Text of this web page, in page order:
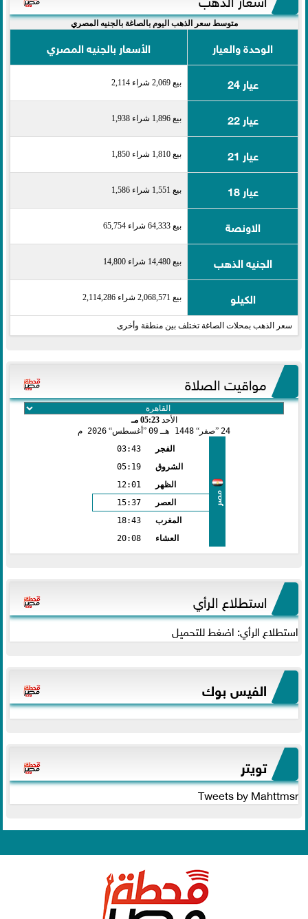
متوسط سعر الذهب اليوم بالصاغة بالجنيه المصري
الوحدة والعيار
الأسعار بالجنيه المصري
عيار 24
بيع 2,069 شراء 2,114
عيار 22 بيع 1,896 شراء 1,938
عيار 21 بيع 1,810 شراء 1,850
عيار 18 بيع 1,551 شراء 1,586
الاونصة بيع 64,333 شراء 65,754
الجنيه الذهب بيع 14,480 شراء 14,800
الكيلو بيع 2,068,571 شراء 2,114,286
سعر الذهب بمحلات الصاغة تختلف بين منطقة وأخرى
مواقيت الصلاة
الأحد05:23 مـ
24 صفر 1448 هـ 09 أغسطس 2026 م
مصر
الفجر
03:43
الشروق
05:19
الظهر
12:01
العصر
15:37
المغرب
18:43
العشاء
20:08
استطلاع الرأي
استطلاع الرأي: اضغط للتحميل
الفيس بوك
تويتر
Tweets by Mahttmsr